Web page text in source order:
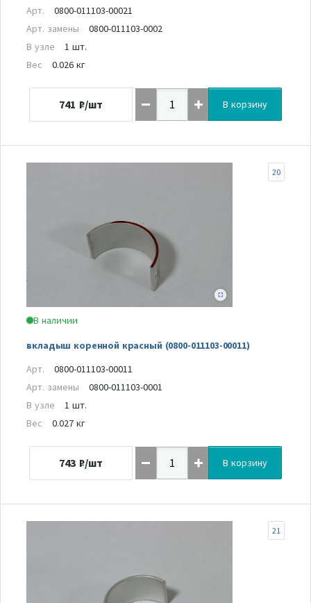
Арт.
0800-011103-00021
Арт. замены
0800-011103-0002
В узле
1 шт.
Вес
0.026 кг
741 ₽/шт В корзину
В наличии
вкладыш коренной красный (0800-011103-00011)
20
Арт.
0800-011103-00011
Арт. замены
0800-011103-0001
В узле
1 шт.
Вес
0.027 кг
743 ₽/шт В корзину
21